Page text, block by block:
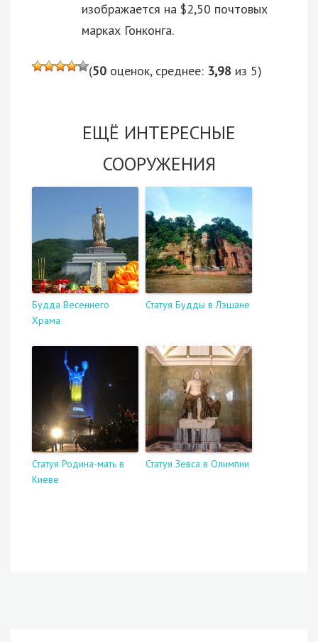
изображается на $2,50 почтовых
марках Гонконга.
(50 оценок, среднее: 3,98 из 5)
ЕЩЁ ИНТЕРЕСНЫЕ
СООРУЖЕНИЯ
Будда Весеннего
Храма
Статуя Будды в Лэшане
Статуя Родина-мать в
Киеве
Статуя Зевса в Олимпии